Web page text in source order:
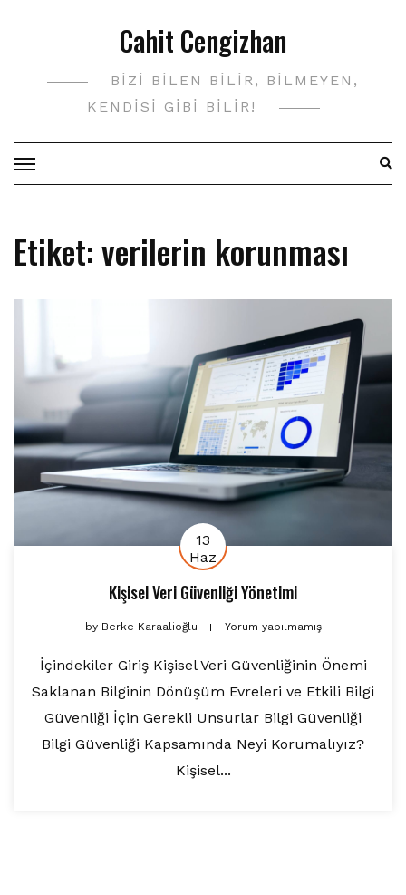
Cahit Cengizhan
BIZI BILEN BILIR, BILMEYEN,
KENDISI GIBI BILIR!
Etiket:verilerin korunması
13
Haz
Kişisel Veri Güvenliği Yönetimi
byBerke Karaalioğlu Yorum yapılmamış
İçindekiler Giriş Kişisel Veri Güvenliğinin Önemi
Saklanan Bilginin Dönüşüm Evreleri ve Etkili Bilgi
Güvenliği İçin Gerekli Unsurlar Bilgi Güvenliği
Bilgi Güvenliği Kapsamında Neyi Korumalıyız?
Kişisel...